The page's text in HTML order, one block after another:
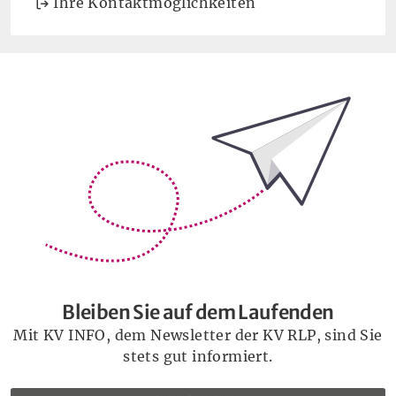
Bleiben Sie auf dem Laufenden
Mit KV INFO, dem Newsletter der KV RLP, sind Sie
stets gut informiert.